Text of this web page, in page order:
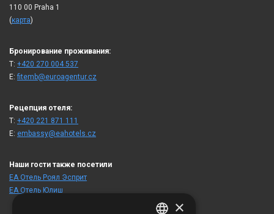
110 00 Praha 1
(карта)
Бронирование проживания:
T: +420 270 004 537
E:fitemb@euroagentur.cz
Рецепция отеля:
T: +420 221 871 111
E: embassy@eahotels.cz
Наши гости также посетили
ЕА Отель Роял Эсприт
ЕА Отель Юлиш
×